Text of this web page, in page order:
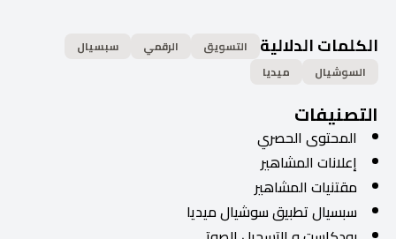
الكلمات الدلالية التسويق الرقمي
سبسيال
السوشيال
ميديا
التصنيفات
المحتوى الحصري
إعلانات المشاهير
مقتنيات المشاهير
سبسيال تطبيق سوشيال ميديا